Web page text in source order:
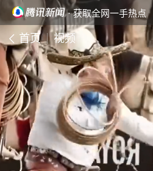
· 获取全网一手热点
首页 视频